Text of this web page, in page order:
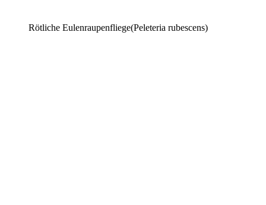
Rötliche Eulenraupenfliege(Peleteria rubescens)